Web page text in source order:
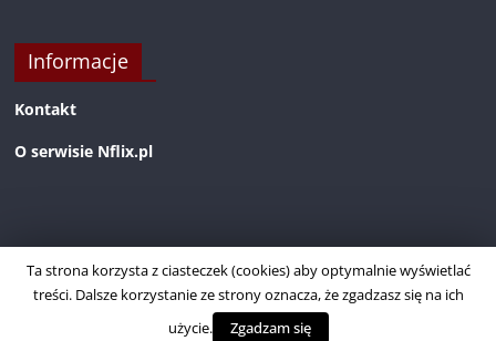
Informacje
Kontakt
O serwisie Nflix.pl
Ta strona korzysta z ciasteczek (cookies) aby optymalnie wyświetlać
treści. Dalsze korzystanie ze strony oznacza, że zgadzasz się na ich
użycie.
Zgadzam się